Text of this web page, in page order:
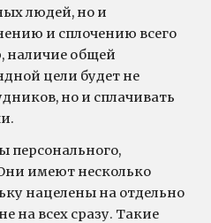
людей, но и
и сплочению всего
наличие общей
цели будет не
но и сплачивать
персонального,
имеют несколько
нацелены на отдельно
на всех сразу. Такие